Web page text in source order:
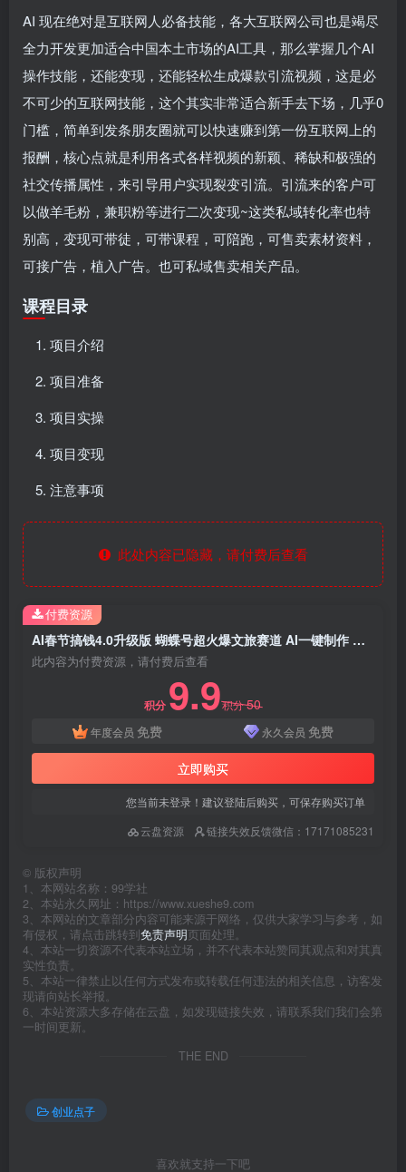
AI 现在绝对是互联网人必备技能，各大互联网公司也是竭尽
全力开发更加适合中国本土市场的AI工具，那么掌握几个AI
操作技能，还能变现，还能轻松生成爆款引流视频，这是必
不可少的互联网技能，这个其实非常适合新手去下场，几乎0
门槛，简单到发条朋友圈就可以快速赚到第一份互联网上的
报酬，核心点就是利用各式各样视频的新颖、稀缺和极强的
社交传播属性，来引导用户实现裂变引流。引流来的客户可
以做羊毛粉，兼职粉等进行二次变现~这类私域转化率也特
别高，变现可带徒，可带课程，可陪跑，可售卖素材资料，
可接广告，植入广告。也可私域售卖相关产品。
课程目录
项目介绍
项目准备
项目实操
项目变现
注意事项
此处内容已隐藏，请付费后查看
AI春节搞钱4.0升级版 蝴蝶号超火爆文旅赛道 AI一键制作 批量出内容 春节做轻松躺赚 年前做起来单车变摩托 每日轻松十分钟 月赚米1W+ 抓紧冲！可做视频 可卖素材 可带徒只带小白和宝妈！
此内容为付费资源，请付费后查看
积分 9.9积分50
年度会员 免费 永久会员 免费
立即购买
您当前未登录！建议登陆后购买，可保存购买订单
云盘资源
链接失效反馈微信：17171085231
付费资源
© 版权声明
1、本网站名称：99学社
2、本站永久网址：https://www.xueshe9.com
3、本网站的文章部分内容可能来源于网络，仅供大家学习与参考，如
有侵权，请点击跳转到免责声明页面处理。
4、本站一切资源不代表本站立场，并不代表本站赞同其观点和对其真
实性负责。
5、本站一律禁止以任何方式发布或转载任何违法的相关信息，访客发
现请向站长举报。
6、本站资源大多存储在云盘，如发现链接失效，请联系我们我们会第
一时间更新。
THE END
创业点子
喜欢就支持一下吧